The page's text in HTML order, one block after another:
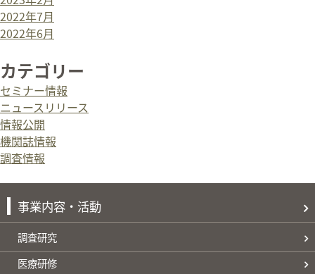
2022年7月
2022年6月
カテゴリー
セミナー情報
ニュースリリース
情報公開
機関誌情報
調査情報
事業内容・活動
調査研究
医療研修